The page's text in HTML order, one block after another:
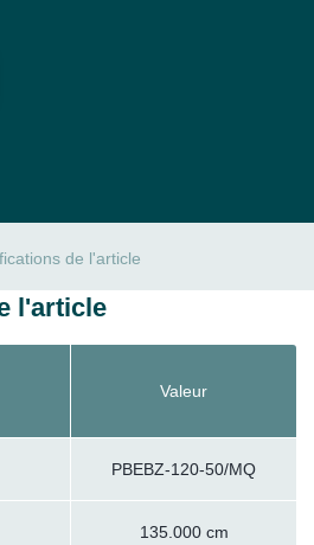
de l'article
l'article
Valeur
PBEBZ-120-50/MQ
135.000 cm